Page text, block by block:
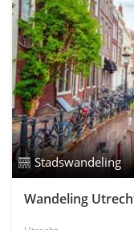
Stadswandeling
Wandeling